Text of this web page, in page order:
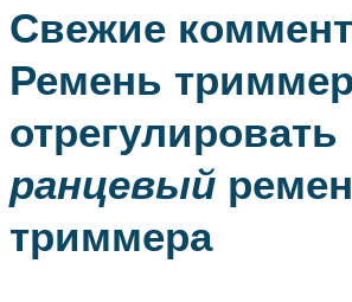
Свежие
Ремень
отрегулировать
ранцевый
триммера